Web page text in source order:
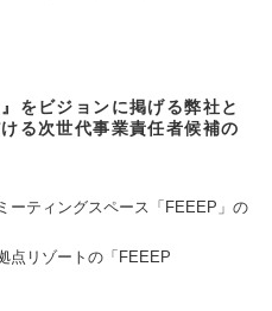
をビジョンに掲げる弊社と
る次世代事業責任者候補の
ーティングスペース「FEEEP」の
点リゾートの「FEEEP